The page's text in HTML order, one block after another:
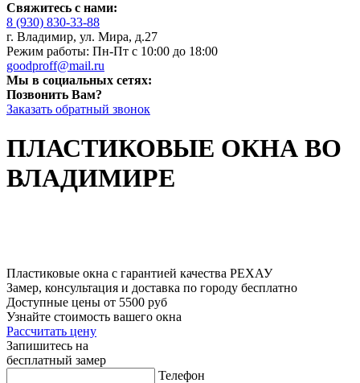
Свяжитесь с нами:
8 (930) 830-33-88
г. Владимир, ул. Мира, д.27
Режим работы: Пн-Пт с 10:00 до 18:00
goodproff@mail.ru
Мы в социальных сетях:
Позвонить Вам?
Заказать обратный звонок
ПЛАСТИКОВЫЕ ОКНА ВО
ВЛАДИМИРЕ
Пластиковые окна c гарантией качества РЕХАУ
Замер, консультация и доставка по городу бесплатно
Доступные цены от 5500 руб
Узнайте стоимость вашего окна
Рассчитать цену
Запишитесь на
бесплатный замер
Телефон